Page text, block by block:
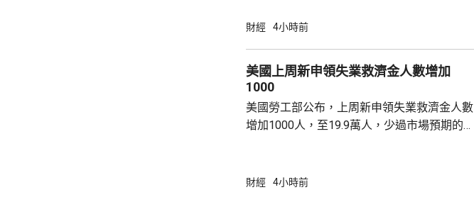
開發行新股4040多萬股，擬發行數量佔發行後
戰略配售數量約為809萬股。發行完成後，宇
樹科技總股本...
財經 4小時前
美國上周新申領失業救濟金人數增加
1000
美國勞工部公布，上周新申領失業救濟金人數
增加1000人，至19.9萬人，少過市場預期的
19.8萬。
財經 4小時前